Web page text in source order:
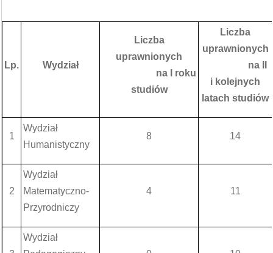
Lp. Wydział
Liczba
uprawnionych
na I roku
studiów
Liczba
uprawnionych
na II
i kolejnych
latach studiów
1
Wydział
Humanistyczny
8 14
2
Wydział
Matematyczno-
Przyrodniczy
4 11
Wydział